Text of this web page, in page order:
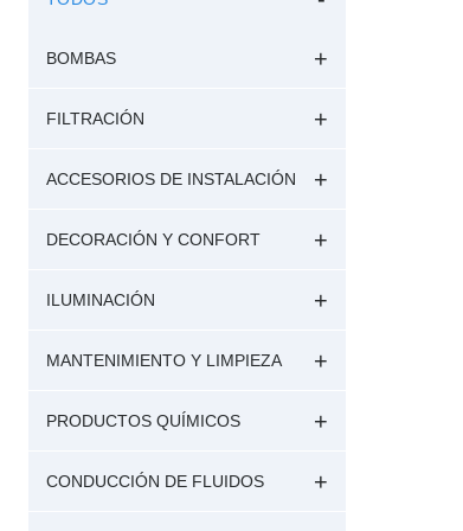
BOMBAS
FILTRACIÓN
ACCESORIOS DE INSTALACIÓN
DECORACIÓN Y CONFORT
ILUMINACIÓN
MANTENIMIENTO Y LIMPIEZA
PRODUCTOS QUÍMICOS
CONDUCCIÓN DE FLUIDOS